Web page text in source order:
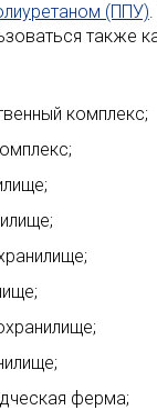
(ППУ)
также
комплекс;
ферма;